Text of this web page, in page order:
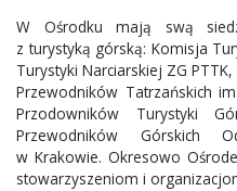
W Ośrodku mają swą
z turystyką górską: Komisja
Turystyki Narciarskiej ZG
Przewodników Tatrzańskich
Przodowników Turystyki
Przewodników Górskich
w Krakowie. Okresowo
stowarzyszeniom i